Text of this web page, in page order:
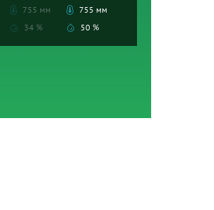
755 мм
34 %
755 мм
50 %